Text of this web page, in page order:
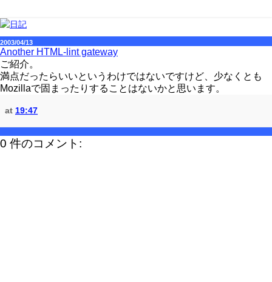
2003/04/13
Another HTML-lint gateway
ご紹介。
満点だったらいいというわけではないですけど、少なくとも
Mozillaで固まったりすることはないかと思います。
at 19:47
0 件のコメント: